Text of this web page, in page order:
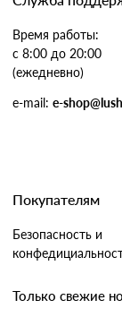
Время работы:
с 8:00 до 20:00
(ежедневно)
e-mail: e-
Покупателям
Безопасность и
Только свежие